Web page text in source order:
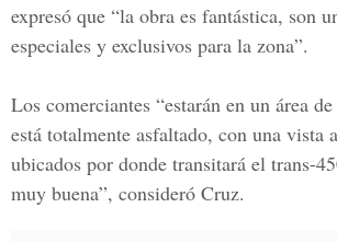
expresó que “la obra es fantástica, son
especiales y exclusivos para la zona”.
Los comerciantes “estarán en un área
está totalmente asfaltado, con una vista
ubicados por donde transitará el trans-
muy buena”, consideró Cruz.